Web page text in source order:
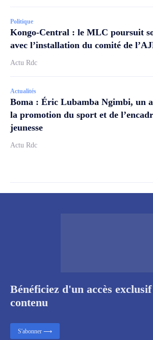
Politique
Kongo-Central : le MLC poursuit
avec l’installation du comité de
Actu Rdc
Actualités
Boma : Éric Lubamba Ngimbi, un
la promotion du sport et de
jeunesse
Actu Rdc
Bénéficiez d'un accès
contenu
S'abonner ⟶